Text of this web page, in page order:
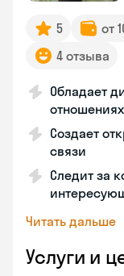
5 от
4 отзыва
Обладает
отношениях
Создает
связи
Следит за
Читать дальше
Услуги и